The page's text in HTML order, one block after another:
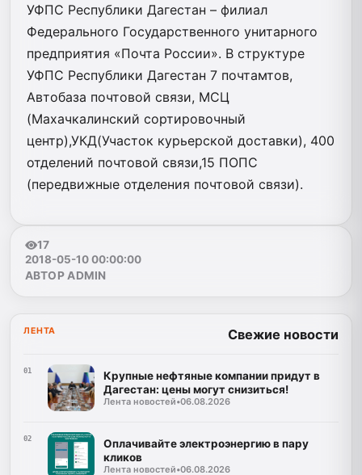
УФПС Республики Дагестан – филиал
Федерального Государственного унитарного
предприятия «Почта России». В структуре
УФПС Республики Дагестан 7 почтамтов,
Автобаза почтовой связи, МСЦ
(Махачкалинский сортировочный
центр),УКД(Участок курьерской доставки), 400
отделений почтовой связи,15 ПОПС
(передвижные отделения почтовой связи).
17
2018-05-10 00:00:00
АВТОР ADMIN
ЛЕНТА Свежие новости
01
Крупные нефтяные компании придут в
Дагестан: цены могут снизиться!
Лента новостей•06.08.2026
02
Оплачивайте электроэнергию в пару
кликов
Лента новостей•06.08.2026